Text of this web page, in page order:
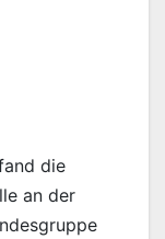
die
an der